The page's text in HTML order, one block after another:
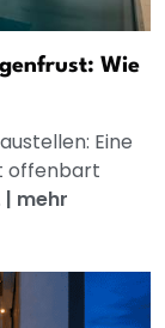
Wie
Eine
offenbart
| mehr